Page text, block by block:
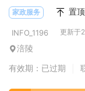
家政服务 置顶
INFO_1196 更新于
涪陵
有效期：已过期